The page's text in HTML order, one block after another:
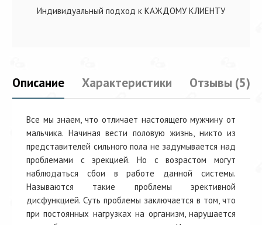
Индивидуальный подход к КАЖДОМУ КЛИЕНТУ
Описание Характеристики Отзывы (5)
Все мы знаем, что отличает настоящего мужчину от
мальчика. Начиная вести половую жизнь, никто из
представителей сильного пола не задумывается над
проблемами с эрекцией. Но с возрастом могут
наблюдаться сбои в работе данной системы.
Называются такие проблемы эрективной
дисфункцией. Суть проблемы заключается в том, что
при постоянных нагрузках на организм, нарушается